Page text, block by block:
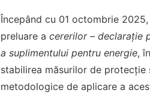
Începând cu 01 octombrie
preluare a cererilor – declarație
a suplimentului pentru energie,
stabilirea măsurilor de
metodologice de aplicare a